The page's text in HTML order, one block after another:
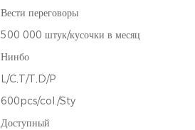
Вести переговоры
500 000 штук/кусочки в месяц
Нинбо
L/C,T/T,D/P
600pcs/col./Sty
Доступный